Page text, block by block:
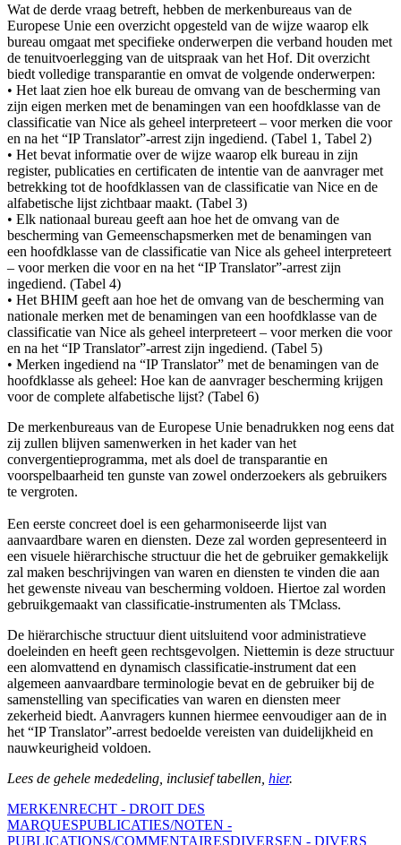
Wat de derde vraag betreft, hebben de merkenbureaus van de
Europese Unie een overzicht opgesteld van de wijze waarop elk
bureau omgaat met specifieke onderwerpen die verband houden met
de tenuitvoerlegging van de uitspraak van het Hof. Dit overzicht
biedt volledige transparantie en omvat de volgende onderwerpen:
• Het laat zien hoe elk bureau de omvang van de bescherming van
zijn eigen merken met de benamingen van een hoofdklasse van de
classificatie van Nice als geheel interpreteert – voor merken die voor
en na het “IP Translator”-arrest zijn ingediend. (Tabel 1, Tabel 2)
• Het bevat informatie over de wijze waarop elk bureau in zijn
register, publicaties en certificaten de intentie van de aanvrager met
betrekking tot de hoofdklassen van de classificatie van Nice en de
alfabetische lijst zichtbaar maakt. (Tabel 3)
• Elk nationaal bureau geeft aan hoe het de omvang van de
bescherming van Gemeenschapsmerken met de benamingen van
een hoofdklasse van de classificatie van Nice als geheel interpreteert
– voor merken die voor en na het “IP Translator”-arrest zijn
ingediend. (Tabel 4)
• Het BHIM geeft aan hoe het de omvang van de bescherming van
nationale merken met de benamingen van een hoofdklasse van de
classificatie van Nice als geheel interpreteert – voor merken die voor
en na het “IP Translator”-arrest zijn ingediend. (Tabel 5)
• Merken ingediend na “IP Translator” met de benamingen van de
hoofdklasse als geheel: Hoe kan de aanvrager bescherming krijgen
voor de complete alfabetische lijst? (Tabel 6)
De merkenbureaus van de Europese Unie benadrukken nog eens dat
zij zullen blijven samenwerken in het kader van het
convergentieprogramma, met als doel de transparantie en
voorspelbaarheid ten gunste van zowel onderzoekers als gebruikers
te vergroten.
Een eerste concreet doel is een geharmoniseerde lijst van
aanvaardbare waren en diensten. Deze zal worden gepresenteerd in
een visuele hiërarchische structuur die het de gebruiker gemakkelijk
zal maken beschrijvingen van waren en diensten te vinden die aan
het gewenste niveau van bescherming voldoen. Hiertoe zal worden
gebruikgemaakt van classificatie-instrumenten als TMclass.
De hiërarchische structuur dient uitsluitend voor administratieve
doeleinden en heeft geen rechtsgevolgen. Niettemin is deze structuur
een alomvattend en dynamisch classificatie-instrument dat een
algemeen aanvaardbare terminologie bevat en de gebruiker bij de
samenstelling van specificaties van waren en diensten meer
zekerheid biedt. Aanvragers kunnen hiermee eenvoudiger aan de in
het “IP Translator”-arrest bedoelde vereisten van duidelijkheid en
nauwkeurigheid voldoen.
Lees de gehele mededeling, inclusief tabellen, hier.
MERKENRECHT - DROIT DES
MARQUESPUBLICATIES/NOTEN -
PUBLICATIONS/COMMENTAIRESDIVERSEN - DIVERS